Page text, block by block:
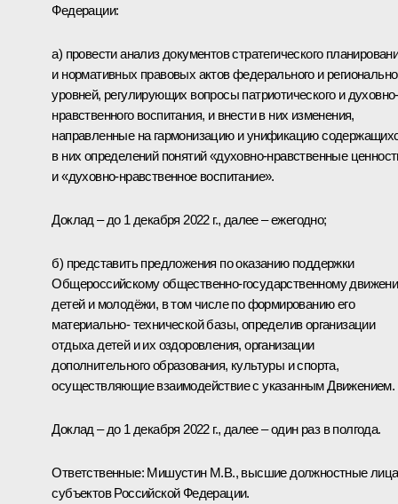
Федерации:
а) провести анализ документов стратегического
и нормативных правовых актов федерального и
уровней, регулирующих вопросы патриотического и духовно-
нравственного воспитания, и внести в них изменения,
направленные на гармонизацию и унификацию
в них определений понятий «духовно-нравственные
и «духовно-нравственное воспитание».
Доклад – до 1 декабря 2022 г., далее – ежегодно;
б) представить предложения по оказанию поддержки
Общероссийскому общественно-государственному
детей и молодёжи, в том числе по формированию его
материально- технической базы, определив организации
отдыха детей и их оздоровления, организации
дополнительного образования, культуры и спорта,
осуществляющие взаимодействие с указанным Движением.
Доклад – до 1 декабря 2022 г., далее – один раз в полгода.
Ответственные: Мишустин М.В., высшие должностные лица
субъектов Российской Федерации.